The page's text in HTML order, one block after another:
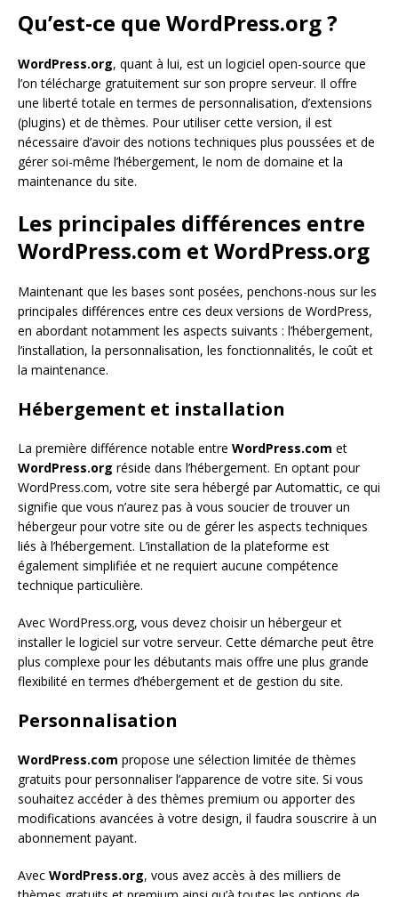
Qu’est-ce que WordPress.org ?
WordPress.org, quant à lui, est un logiciel open-source que
l’on télécharge gratuitement sur son propre serveur. Il offre
une liberté totale en termes de personnalisation, d’extensions
(plugins) et de thèmes. Pour utiliser cette version, il est
nécessaire d’avoir des notions techniques plus poussées et de
gérer soi-même l’hébergement, le nom de domaine et la
maintenance du site.
Les principales différences entre
WordPress.com et WordPress.org
Maintenant que les bases sont posées, penchons-nous sur les
principales différences entre ces deux versions de WordPress,
en abordant notamment les aspects suivants : l’hébergement,
l’installation, la personnalisation, les fonctionnalités, le coût et
la maintenance.
Hébergement et installation
La première différence notable entre WordPress.com et
WordPress.org réside dans l’hébergement. En optant pour
WordPress.com, votre site sera hébergé par Automattic, ce qui
signifie que vous n’aurez pas à vous soucier de trouver un
hébergeur pour votre site ou de gérer les aspects techniques
liés à l’hébergement. L’installation de la plateforme est
également simplifiée et ne requiert aucune compétence
technique particulière.
Avec WordPress.org, vous devez choisir un hébergeur et
installer le logiciel sur votre serveur. Cette démarche peut être
plus complexe pour les débutants mais offre une plus grande
flexibilité en termes d’hébergement et de gestion du site.
Personnalisation
WordPress.com propose une sélection limitée de thèmes
gratuits pour personnaliser l’apparence de votre site. Si vous
souhaitez accéder à des thèmes premium ou apporter des
modifications avancées à votre design, il faudra souscrire à un
abonnement payant.
Avec WordPress.org, vous avez accès à des milliers de